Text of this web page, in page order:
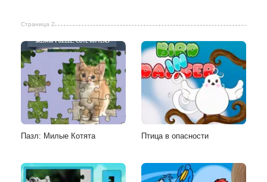
Страница 2
Пазл: Милые Котята Птица в опасности